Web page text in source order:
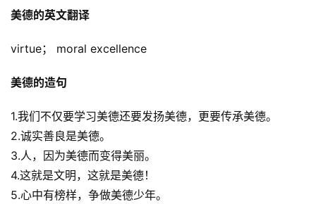
美德的英文翻译
virtue； moral excellence
美德的造句
1.我们不仅要学习美德还要发扬美德，更要传承美德。
2.诚实善良是美德。
3.人，因为美德而变得美丽。
4.这就是文明，这就是美德！
5.心中有榜样，争做美德少年。